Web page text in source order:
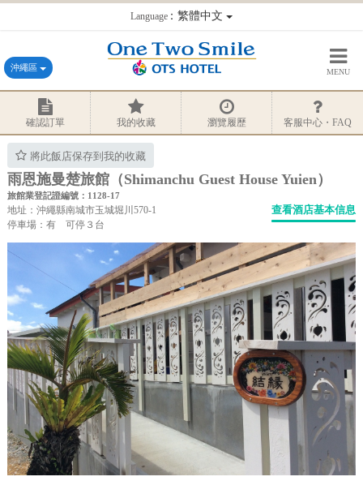
Language：繁體中文
沖繩區 MENU
確認訂單 我的收藏 瀏覽履歷 客服中心・FAQ
將此飯店保存到我的收藏
雨恩施曼楚旅館（Shimanchu Guest House Yuien）
旅館業登記證編號：1128-17
地址：沖繩縣南城市玉城堀川570-1
停車場：有 可停３台
查看酒店基本信息